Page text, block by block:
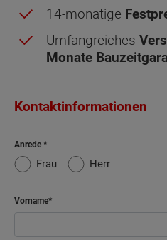
Standard
Netto-Raumfläche nach
Dachgeschoss -
Kind
14-monatige
Umfangreiches
Monate
Kontaktinformationen
Anrede
Frau Herr
Vorname